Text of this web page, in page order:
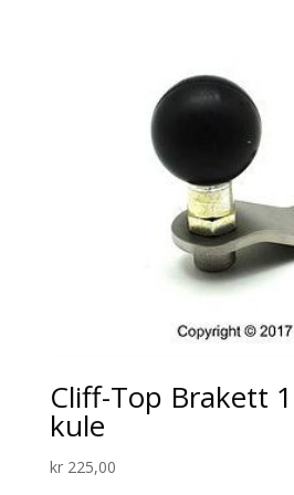
Cliff-Top Brakett
kule
kr225,00